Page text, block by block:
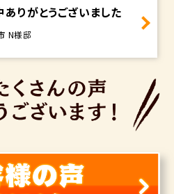
りがとうございました
N様邸